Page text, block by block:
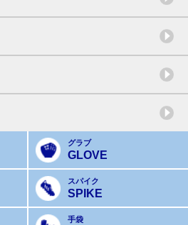
グラブ
GLOVE
スパイク
SPIKE
手袋